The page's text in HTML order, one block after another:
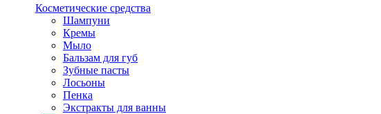
Косметические средства
Шампуни
Кремы
Мыло
Бальзам для губ
Зубные пасты
Лосьоны
Пенка
Экстракты для ванны